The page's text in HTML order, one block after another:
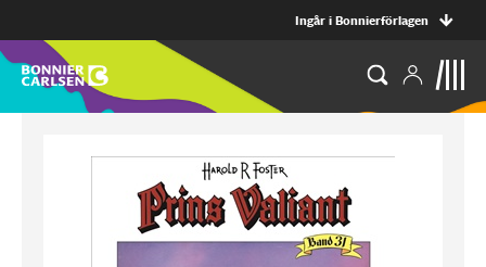
Ingår i Bonnierförlagen